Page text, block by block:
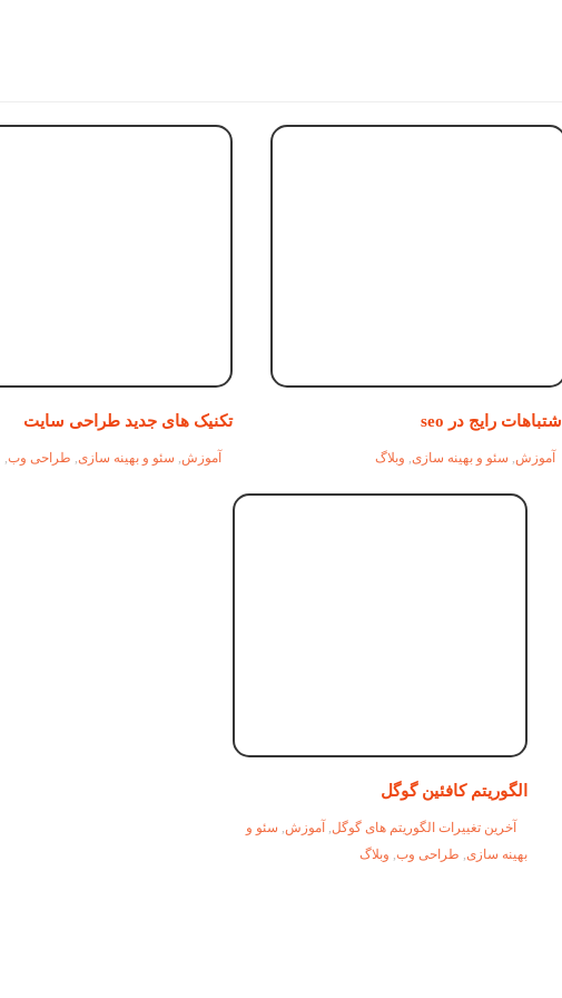
اشتباهات رایج در seo
آموزش, سئو و بهینه سازی, وبلاگ
تکنیک های جدید طراحی سایت
آموزش, سئو و بهینه سازی, طراحی وب,
الگوریتم کافئین گوگل
آخرین تغییرات الگوریتم های گوگل آموزش سئو و
بهینه سازی طراحی وب, وبلاگ